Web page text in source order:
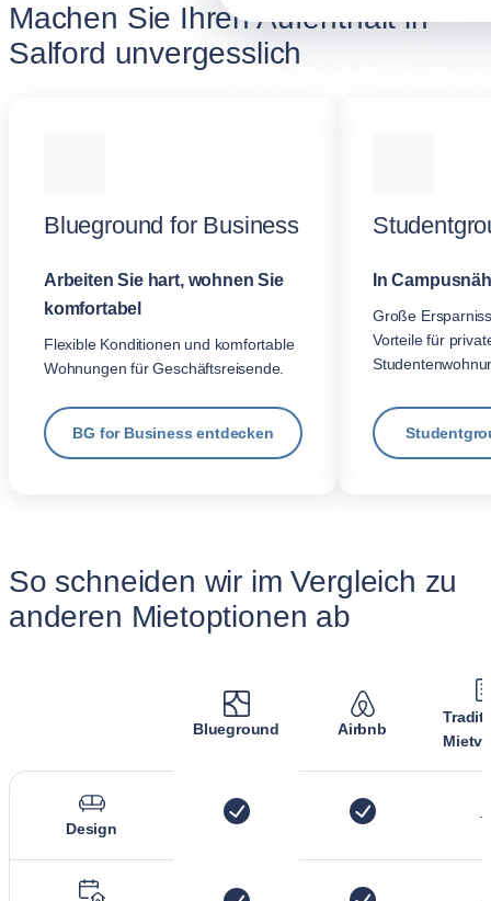
Machen Sie Ihren Aufenthalt in
Salford unvergesslich
Blueground for Business
Arbeiten Sie hart, wohnen Sie
komfortabel
Flexible Konditionen und komfortable
Wohnungen für Geschäftsreisende.
BG for Business entdecken
In
Große
Vorteile für
So schneiden wir im Vergleich zu
anderen Mietoptionen ab
Blueground Airbnb
Design